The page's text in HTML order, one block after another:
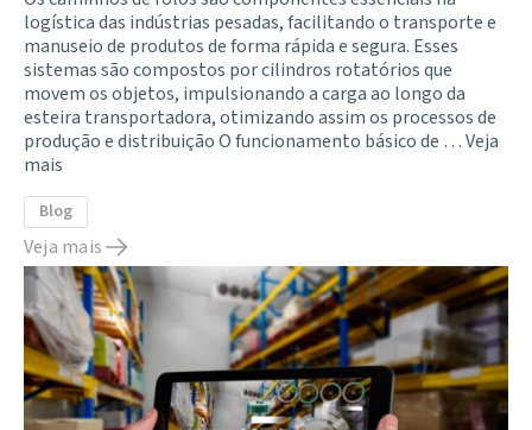
logística das indústrias pesadas, facilitando o transporte e
manuseio de produtos de forma rápida e segura. Esses
sistemas são compostos por cilindros rotatórios que
movem os objetos, impulsionando a carga ao longo da
esteira transportadora, otimizando assim os processos de
produção e distribuição O funcionamento básico de …Veja
mais
Blog
Veja mais